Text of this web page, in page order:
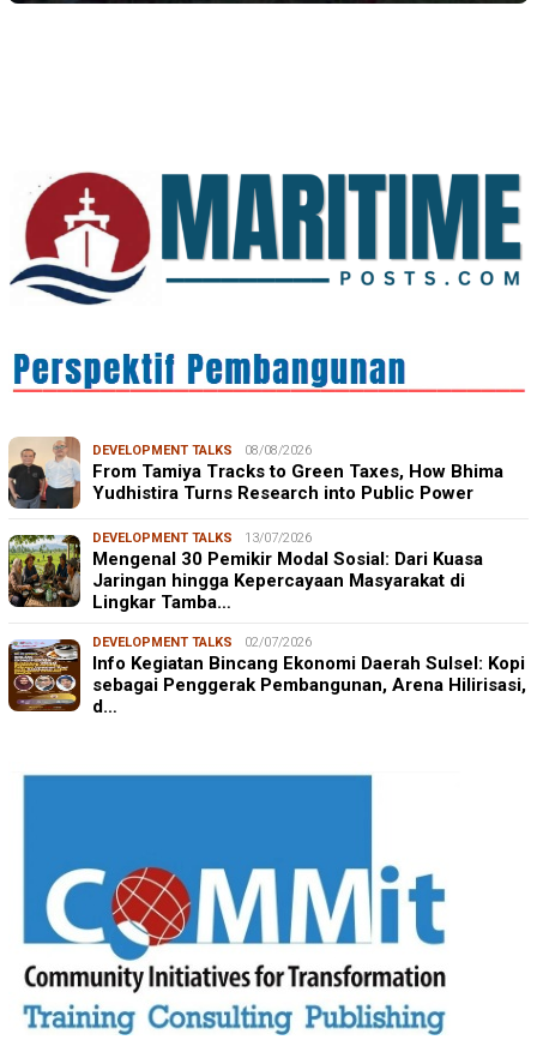
DEVELOPMENT TALKS 08/08/2026
From Tamiya Tracks to Green Taxes, How Bhima
Yudhistira Turns Research into Public Power
DEVELOPMENT TALKS 13/07/2026
Mengenal 30 Pemikir Modal Sosial: Dari Kuasa
Jaringan hingga Kepercayaan Masyarakat di
Lingkar Tamba…
DEVELOPMENT TALKS 02/07/2026
Info Kegiatan Bincang Ekonomi Daerah Sulsel: Kopi
sebagai Penggerak Pembangunan, Arena Hilirisasi,
d…